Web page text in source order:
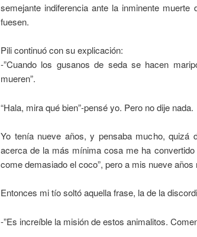
semejante indiferencia ante la inminente
fuesen.
Pili continuó con su explicación:
-”Cuando los gusanos de seda se hacen
mueren”.
“Hala, mira qué bien”-pensé yo. Pero no dije nada.
Yo tenía nueve años, y pensaba mucho, quizá
acerca de la más mínima cosa me ha
come demasiado el coco”, pero a mis nueve años
Entonces mi tío soltó aquella frase, la de la
-”Es increíble la misión de estos animalitos.